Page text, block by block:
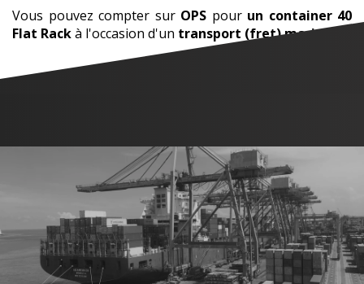
Vous pouvez compter sur OPS pour un container 40
Flat Rackà l'occasion d'un transport (fret) maritime